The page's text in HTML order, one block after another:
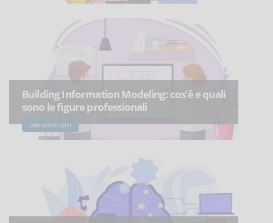
Building Information Modeling: cos’è e quali
sono le figure professionali
UNO DEI PIÙ LETTI